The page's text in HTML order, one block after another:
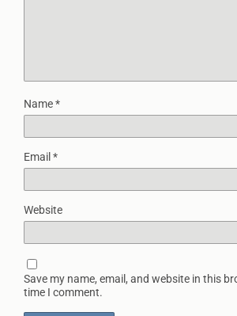
Name*
Email*
Website
Save my name, email, and website in this
time I comment.